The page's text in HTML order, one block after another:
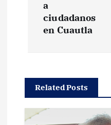
c
a
ciudadanos
en Cuautla
Related Posts